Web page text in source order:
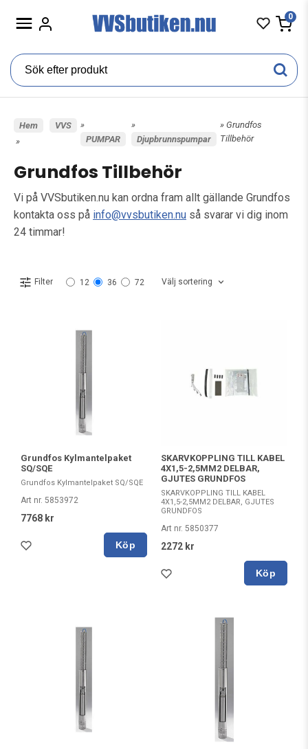
0
Hem
»
VVS
»
PUMPAR
»
Djupbrunnspumpar
» Grundfos
Tillbehör
Grundfos Tillbehör
Vi på VVSbutiken.nu kan ordna fram allt gällande Grundfos
kontakta oss på info@vvsbutiken.nu så svarar vi dig inom
24 timmar!
Filter 12 36 72 Välj sortering
Grundfos Kylmantelpaket
SQ/SQE
Grundfos Kylmantelpaket SQ/SQE
Art nr. 5853972
7768 kr
Köp
SKARVKOPPLING TILL KABEL
4X1,5-2,5MM2 DELBAR,
GJUTES GRUNDFOS
SKARVKOPPLING TILL KABEL
4X1,5-2,5MM2 DELBAR, GJUTES
GRUNDFOS
Art nr. 5850377
2272 kr
Köp